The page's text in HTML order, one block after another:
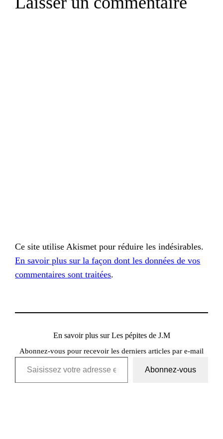
Ce site utilise Akismet pour réduire les indésirables.
En savoir plus sur la façon dont les données de vos
commentaires sont traitées.
En savoir plus sur Les pépites de J.M
Abonnez-vous pour recevoir les derniers articles par e-mail
Saisissez votre adresse e-mail…
Abonnez-vous